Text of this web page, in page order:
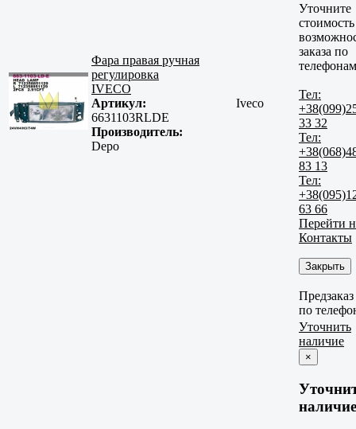
Фара правая ручная
регулировка
IVECO
Артикул:
6631103RLDE
Производитель:
Depo
Iveco
Уточните
заказа по
Тел:
33 32
Тел:
83 13
Тел:
63 66
Перейти
Контакты
Закрыть
Предзаказ
по
Уточнить
наличие
×
наличие